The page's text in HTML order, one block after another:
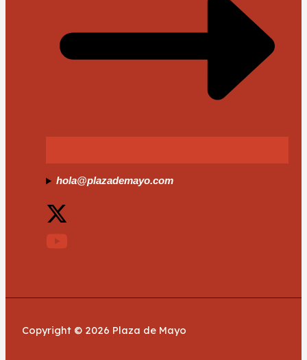
hola@plazademayo.com
Copyright © 2026 Plaza de Mayo